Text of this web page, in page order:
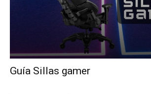
Guía Sillas gamer